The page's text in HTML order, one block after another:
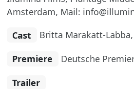
Amsterdam, Mail:
Cast
Britta Marakatt-
Premiere Deutsche
Trailer